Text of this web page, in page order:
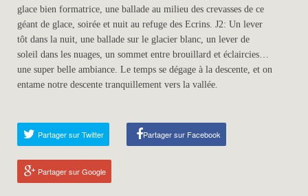
glace bien formatrice, une ballade au milieu des crevasses de ce
géant de glace, soirée et nuit au refuge des Ecrins. J2: Un lever
tôt dans la nuit, une ballade sur le glacier blanc, un lever de
soleil dans les nuages, un sommet entre brouillard et éclaircies…
une super belle ambiance. Le temps se dégage à la descente, et on
entame notre descente tranquillement vers la vallée.
Partager sur Twitter Partager sur Facebook
Partager sur Google